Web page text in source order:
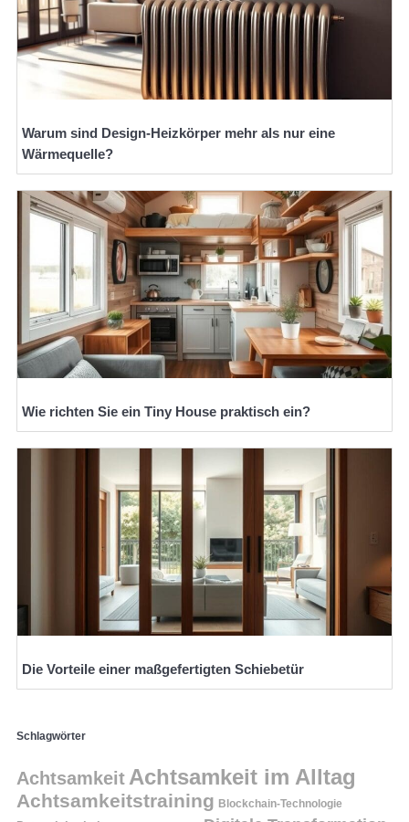
Warum sind Design-Heizkörper mehr als nur eine
Wärmequelle?
Wie richten Sie ein Tiny House praktisch ein?
Die Vorteile einer maßgefertigten Schiebetür
Schlagwörter
Achtsamkeit Achtsamkeit im Alltag
Achtsamkeitstraining Blockchain-Technologie